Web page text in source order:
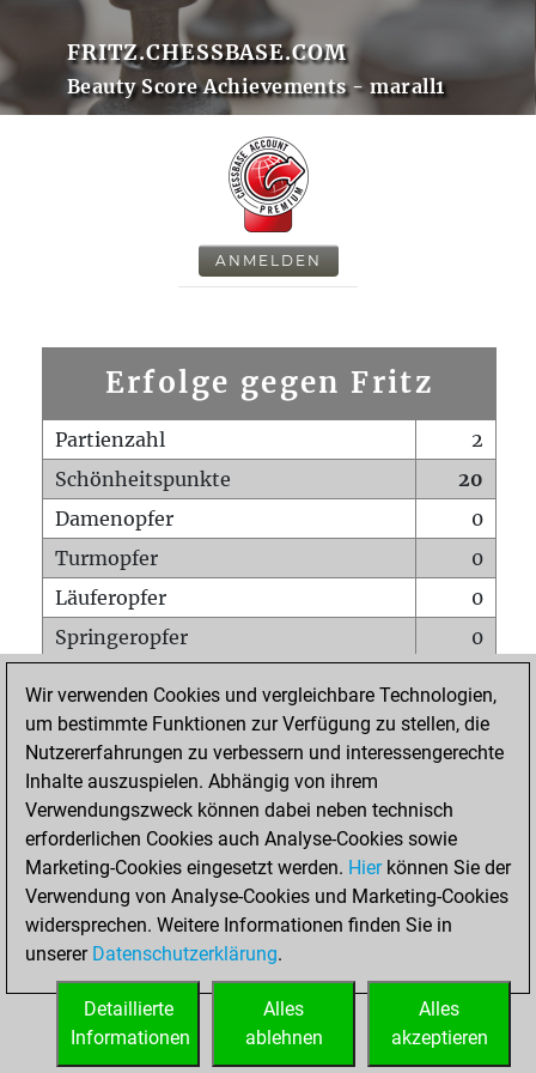
FRITZ.CHESSBASE.COM
Beauty Score Achievements - marall1
ANMELDEN
Erfolge gegen Fritz
Partienzahl
2
Schönheitspunkte
20
Damenopfer
0
Turmopfer
0
Läuferopfer
0
Springeropfer
0
Matt auf vollem Brett
0
Bauer setzt Matt
0
Erstickte Matts
Unterverwandlungen
Türme auf der siebten
0
STARTSEITE
Wir verwenden Cookies und vergleichbare Technologien,
um bestimmte Funktionen zur Verfügung zu stellen, die
Nutzererfahrungen zu verbessern und interessengerechte
Inhalte auszuspielen. Abhängig von ihrem
Verwendungszweck können dabei neben technisch
erforderlichen Cookies auch Analyse-Cookies sowie
Marketing-Cookies eingesetzt werden. Hierkönnen Sie der
Verwendung von Analyse-Cookies und Marketing-Cookies
widersprechen. Weitere Informationen finden Sie in
unserer Datenschutzerklärung.
Alles
akzeptieren
Alles
ablehnen
Detaillierte
Informationen